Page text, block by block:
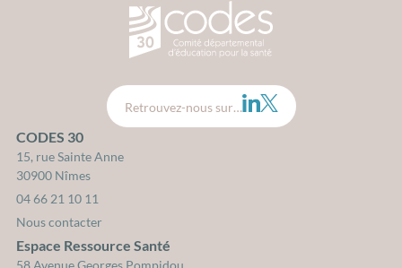
CODES 30 - Comité
Retrouvez-nous sur… LinkedIn
Twitter
CODES 30
15, rue Sainte Anne
30900 Nîmes
04 66 21 10 11
Nous contacter
Espace Ressource Santé
58 Avenue Georges Pompidou